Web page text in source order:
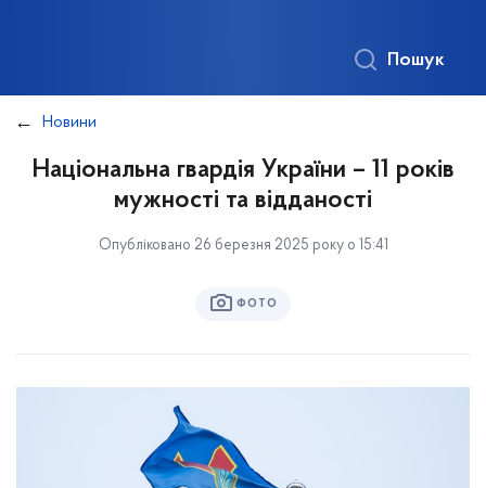
Пошук
Новини
Національна гвардія України – 11 років
мужності та відданості
Опубліковано 26 березня 2025 року о 15:41
ФОТО